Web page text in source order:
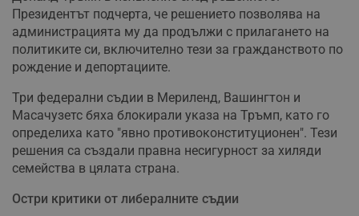
Президентът подчерта, че решението позволява на
администрацията му да продължи с прилагането на
политиките си, включително тези за гражданството по
рождение и депортациите.
Три федерални съдии в Мериленд, Вашингтон и
Масачузетс бяха блокирали указа на Тръмп, като го
определиха като "явно противоконституционен". Тези
решения са създали правна несигурност за хиляди
семейства в цялата страна.
Остри критики от либералните съдии